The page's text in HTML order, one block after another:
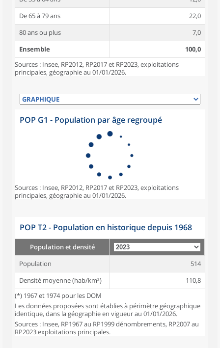
De 65 à 79 ans
22,0
80 ans ou plus
7,0
Ensemble
100,0
Sources : Insee, RP2012, RP2017 et RP2023, exploitations
principales, géographie au 01/01/2026.
POP G1 - Population par âge regroupé
Sources : Insee, RP2012, RP2017 et RP2023, exploitations
principales, géographie au 01/01/2026.
POP T2 - Population en historique depuis 1968
Population et densité
Population
514
Densité moyenne (hab/km²)
110,8
(*) 1967 et 1974 pour les DOM
Les données proposées sont établies à périmètre géographique
identique, dans la géographie en vigueur au 01/01/2026.
Sources : Insee, RP1967 au RP1999 dénombrements, RP2007 au
RP2023 exploitations principales.